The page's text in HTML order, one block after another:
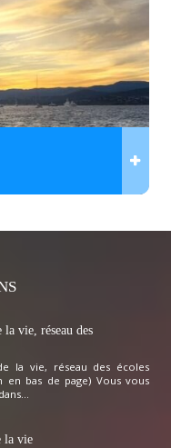
la vie, réseau des
la vie, réseau des écoles
en bas de page) Vous vous
la vie